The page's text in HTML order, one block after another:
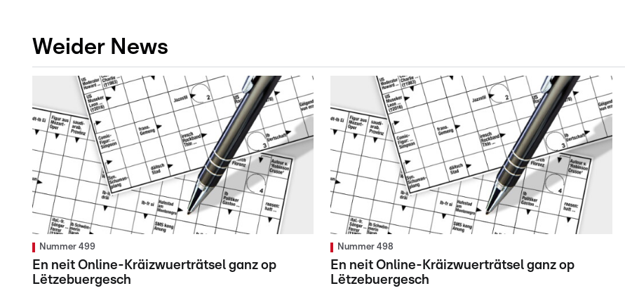
Weider News
Nummer 499
En neit Online-Kräizwuerträtsel ganz op
Lëtzebuergesch
Nummer 498
En neit Online-Kräizwuerträtsel ganz op
Lëtzebuergesch